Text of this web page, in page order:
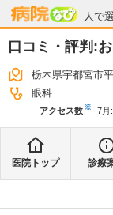
人で
病院
口コミ・評判:
栃木県宇都宮市
眼科
アクセス数※ 7月 :
医院トップ 診療